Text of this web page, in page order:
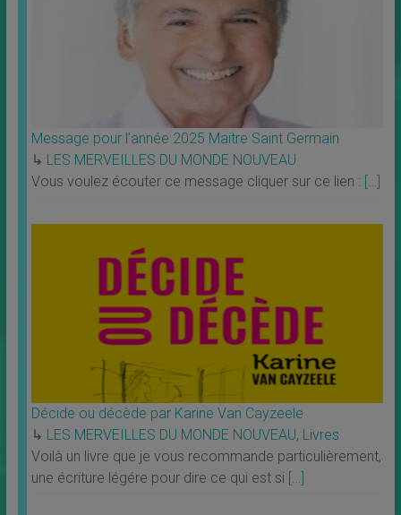
Message pour l’année 2025 Maitre Saint Germain
↳ LES MERVEILLES DU MONDE NOUVEAU
Vous voulez écouter ce message cliquer sur ce lien : […]
Décide ou décède par Karine Van Cayzeele
↳ LES MERVEILLES DU MONDE NOUVEAU, Livres
Voilà un livre que je vous recommande particulièrement,
une écriture légére pour dire ce qui est si […]